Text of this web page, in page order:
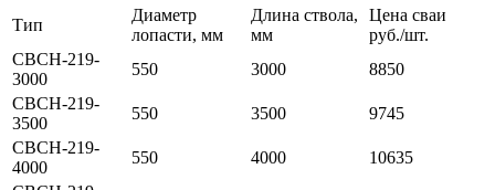
Тип
Диаметр
лопасти, мм
Длина ствола,
мм
Цена сваи
руб./шт.
СВСН-219-
3000
550 3000
8850
СВСН-219-
3500
550 3500
9745
СВСН-219-
4000
550 4000
10635